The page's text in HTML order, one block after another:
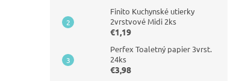
Finito Kuchynské utierky
2vrstvové Midi 2ks
€1,19
Perfex Toaletný papier 3vrst.
24ks
€3,98